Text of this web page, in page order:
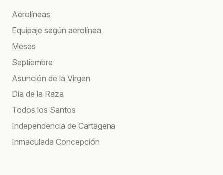
Aerolíneas
Equipaje según aerolínea
Meses
Septiembre
Asunción de la Virgen
Día de la Raza
Todos los Santos
Independencia de Cartagena
Inmaculada Concepción